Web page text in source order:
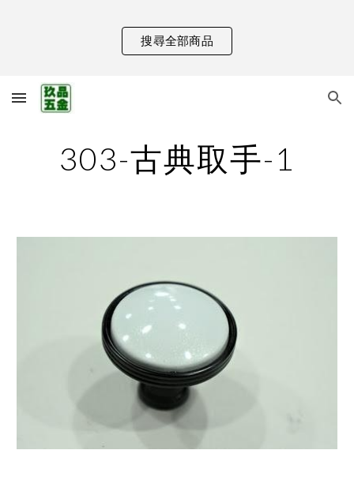
Skip to main content
搜尋全部商品
303-古典取手-1